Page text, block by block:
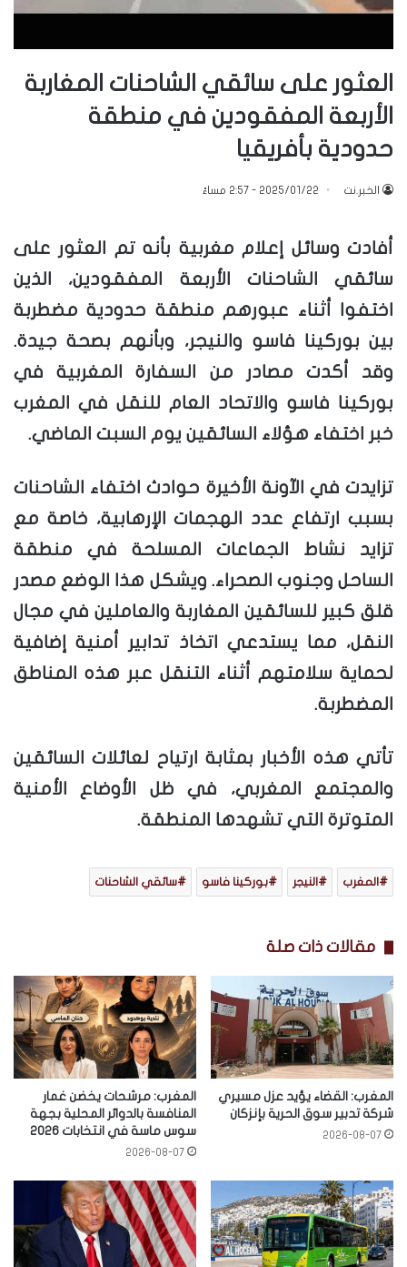
العثور على سائقي الشاحنات المغاربة
الأربعة المفقودين في منطقة
حدودية بأفريقيا
الخبر.نت 2025/01/22 - 2:57 مساءً
أفادت وسائل إعلام مغربية بأنه تم العثور على
سائقي الشاحنات الأربعة المفقودين، الذين
اختفوا أثناء عبورهم منطقة حدودية مضطربة
بين بوركينا فاسو والنيجر، وبأنهم بصحة جيدة.
وقد أكدت مصادر من السفارة المغربية في
بوركينا فاسو والاتحاد العام للنقل في المغرب
خبر اختفاء هؤلاء السائقين يوم السبت الماضي.
تزايدت في الآونة الأخيرة حوادث اختفاء الشاحنات
بسبب ارتفاع عدد الهجمات الإرهابية، خاصة مع
تزايد نشاط الجماعات المسلحة في منطقة
الساحل وجنوب الصحراء. ويشكل هذا الوضع مصدر
قلق كبير للسائقين المغاربة والعاملين في مجال
النقل، مما يستدعي اتخاذ تدابير أمنية إضافية
لحماية سلامتهم أثناء التنقل عبر هذه المناطق
المضطربة.
تأتي هذه الأخبار بمثابة ارتياح لعائلات السائقين
والمجتمع المغربي، في ظل الأوضاع الأمنية
المتوترة التي تشهدها المنطقة.
المغرب النيجر بوركينا فاسو سائقي الشاحنات
مقالات ذات صلة
المغرب: القضاء يؤيد عزل مسيري
شركة تدبير سوق الحرية بإنزكان
2026-08-07
المغرب: مرشحات يخضن غمار
المنافسة بالدوائر المحلية بجهة
سوس ماسة في انتخابات 2026
2026-08-07